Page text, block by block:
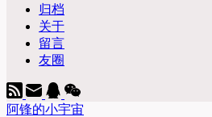
归档
关于
留言
友圈
阿锋的小宇宙